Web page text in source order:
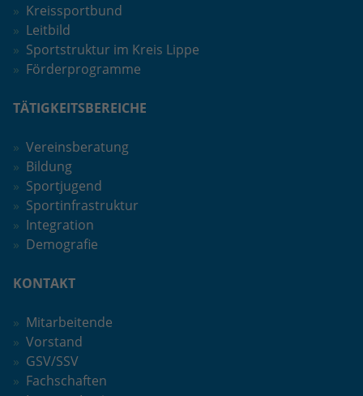
Kreissportbund
Leitbild
Sportstruktur im Kreis Lippe
Förderprogramme
TÄTIGKEITSBEREICHE
Vereinsberatung
Bildung
Sportjugend
Sportinfrastruktur
Integration
Demografie
KONTAKT
Mitarbeitende
Vorstand
GSV/SSV
Fachschaften